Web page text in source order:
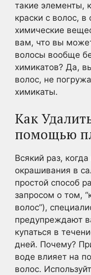
такие элементы,
краски с волос, в
химические
вам, что вы
волосы вообще
химикатов? Да,
волос, не
химикаты.
Как
помощью
Всякий раз,
окрашивания в
простой способ
запросом о том,
волос”),
предупреждают
купаться в
дней. Почему?
воде влияет на
волос.